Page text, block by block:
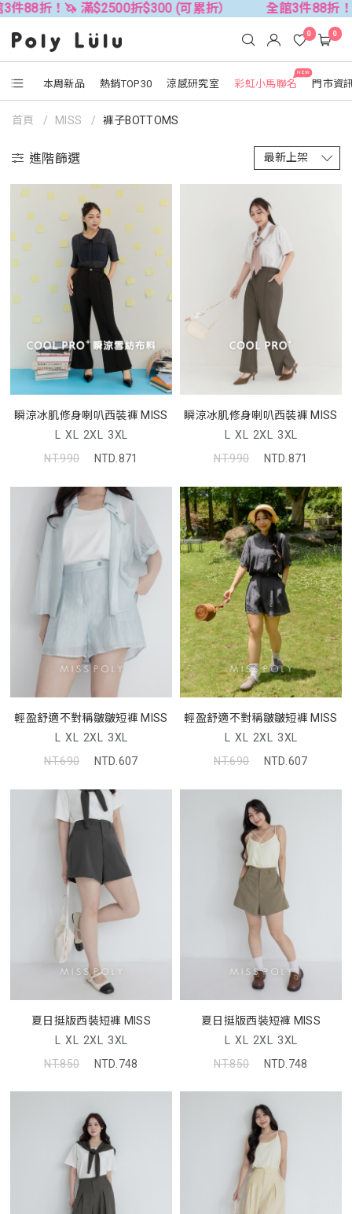
滿$2500折$300 (可累折） 全館3件88折！🦄 滿
本周新品 熱銷TOP30 涼感研究室
NEW
彩虹小馬聯名 門市資
0 0
首頁 MISS 褲子BOTTOMS
進階篩選
瞬涼冰肌修身喇叭西裝褲 MISS
L XL 2XL 3XL
NT.990
NTD.871
瞬涼冰肌修身喇叭西裝褲 MISS
L XL 2XL 3XL
NT.990
NTD.871
輕盈舒適不對稱皺皺短褲 MISS
L XL 2XL 3XL
NT.690
NTD.607
輕盈舒適不對稱皺皺短褲 MISS
L XL 2XL 3XL
NT.690
NTD.607
夏日挺版西裝短褲 MISS
L XL 2XL 3XL
NT.850
NTD.748
夏日挺版西裝短褲 MISS
L XL 2XL 3XL
NT.850
NTD.748